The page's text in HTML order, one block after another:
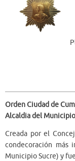
Orden Ciudad de
Alcaldia del
Creada por el
condecoración más
Municipio Sucre) y